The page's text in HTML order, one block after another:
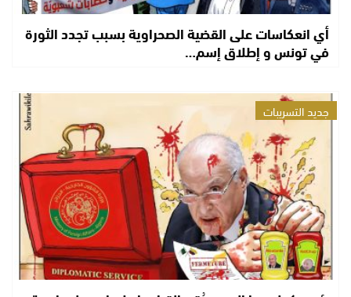
أي انعكاسات على القضية الصحراوية بسبب تجدد الثورة
في تونس و إطلاق إسم…
جديد التسريبات